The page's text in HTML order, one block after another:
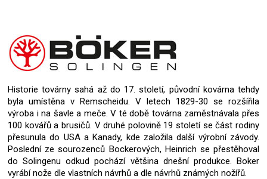
Historie továrny sahá až do 17. století, původní kovárna tehdy
byla umístěna v Remscheidu. V letech 1829-30 se rozšířila
výroba i na šavle a meče. V té době továrna zaměstnávala přes
100 kovářů a brusičů. V druhé polovině 19 století se část rodiny
přesunula do USA a Kanady, kde založila další výrobní závody.
Poslední ze sourozenců Bockerových, Heinrich se přestěhoval
do Solingenu odkud pochází většina dnešní produkce. Boker
vyrábí nože dle vlastních návrhů a dle návrhů známých nožířů.